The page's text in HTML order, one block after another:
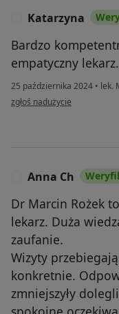
Katarzyna
Bardzo
empatyczny
25 października 2024 • lek.
w opinii użytkownika
zgłoś nadużycie
Anna Ch
Dr Marcin Rożek
lekarz. Duża
zaufanie.
Wizyty
konkretnie.
zmniejszyły